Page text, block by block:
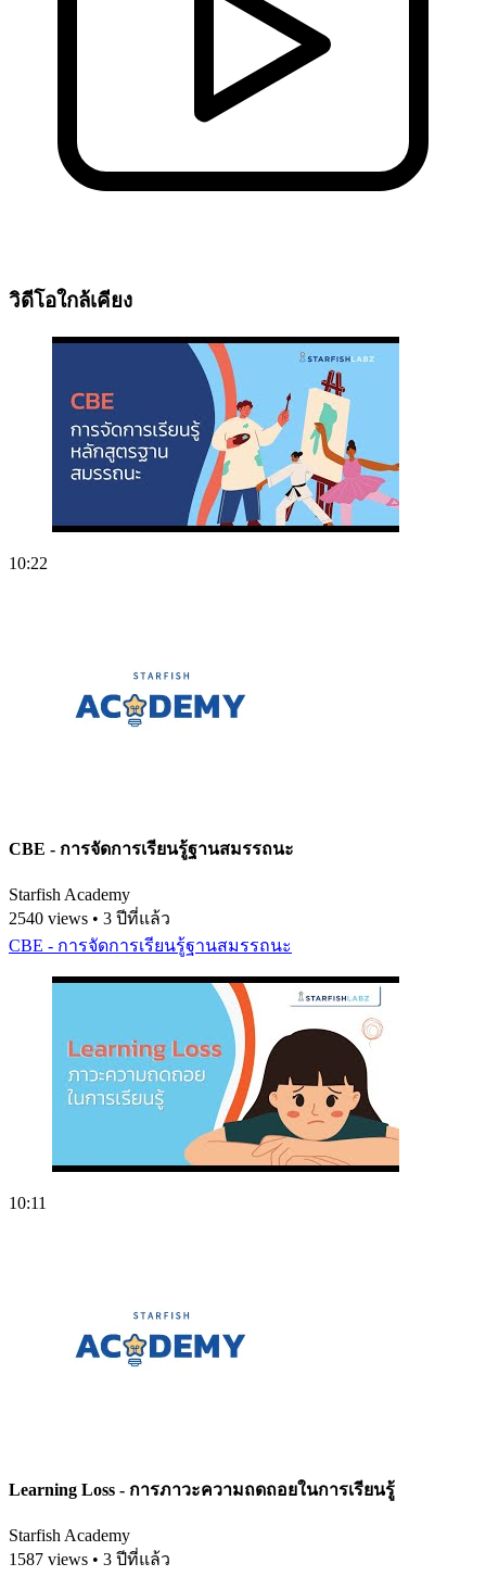
วิดีโอใกล้เคียง
10:22
CBE - การจัดการเรียนรู้ฐานสมรรถนะ
Starfish Academy
2540 views • 3 ปีที่แล้ว
CBE - การจัดการเรียนรู้ฐานสมรรถนะ
10:11
Learning Loss - การภาวะความถดถอยในการเรียนรู้
Starfish Academy
1587 views • 3 ปีที่แล้ว